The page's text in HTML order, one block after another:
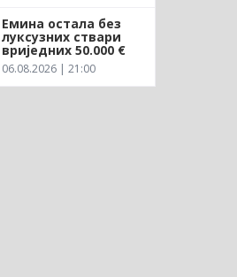
Емина остала без
луксузних ствари
вриједних 50.000 €
06.08.2026 | 21:00